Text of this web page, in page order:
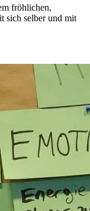
fröhlichen,
sich selber und mit